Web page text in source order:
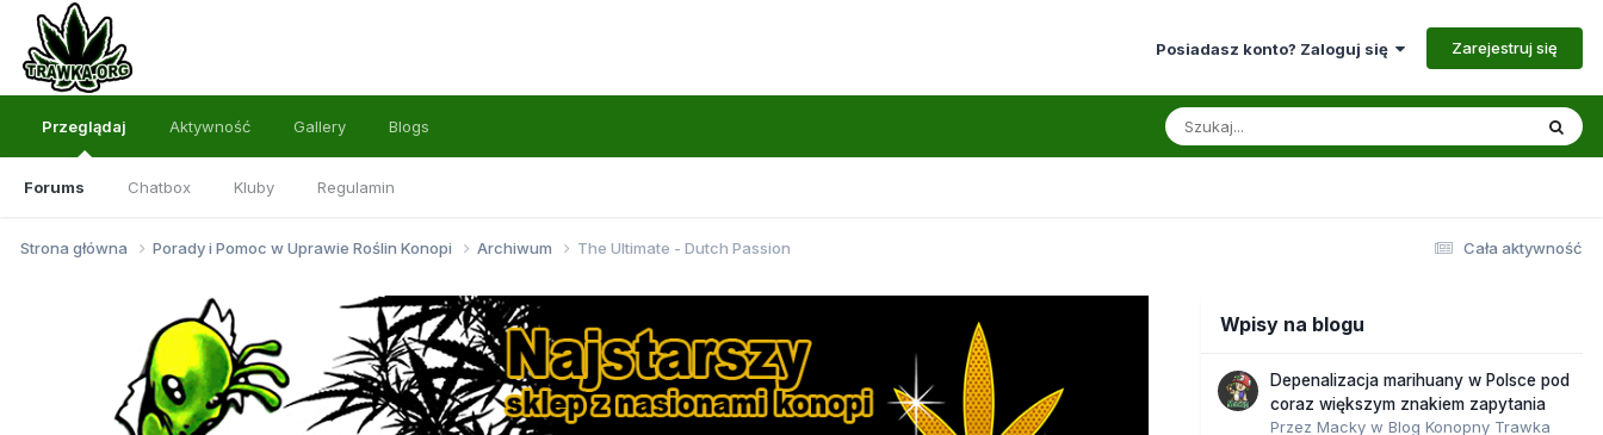
Posiadasz konto? Zaloguj się Zarejestruj się
Przeglądaj
Forums Chatbox Kluby Regulamin
Aktywność Gallery Blogs
Cała aktywność
Strona główna Porady i Pomoc w Uprawie Roślin Konopi Archiwum The Ultimate - Dutch Passion
Wpisy na blogu
Depenalizacja marihuany w Polsce pod
coraz większym znakiem zapytania
Przez Macky w Blog Konopny Trawka